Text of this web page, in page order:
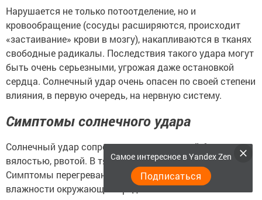
Нарушается не только потоотделение, но и
кровообращение (сосуды расширяются, происходит
«застаивание» крови в мозгу), накапливаются в тканях
свободные радикалы. Последствия такого удара могут
быть очень серьезными, угрожая даже остановкой
сердца. Солнечный удар очень опасен по своей степени
влияния, в первую очередь, на нервную систему.
Симптомы солнечного удара
Солнечный удар сопровождается головной болью,
вялостью, рвотой. В тяжелых случаях — комой.
Симптомы перегревания усугубляются при повышении
влажности окружающей среды.
Самое интересное в Yandex Zen
Подписаться